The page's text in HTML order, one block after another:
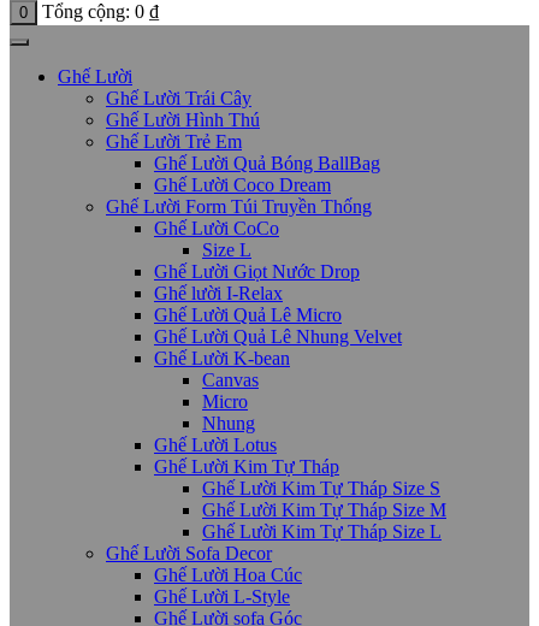
0 Tổng cộng: 0 ₫
Ghế Lười
Ghế Lười Trái Cây
Ghế Lười Hình Thú
Ghế Lười Trẻ Em
Ghế Lười Quả Bóng BallBag
Ghế Lười Coco Dream
Ghế Lười Form Túi Truyền Thống
Ghế Lười CoCo
Size L
Ghế Lười Giọt Nước Drop
Ghế lười I-Relax
Ghế Lười Quả Lê Micro
Ghế Lười Quả Lê Nhung Velvet
Ghế Lười K-bean
Canvas
Micro
Nhung
Ghế Lười Lotus
Ghế Lười Kim Tự Tháp
Ghế Lười Kim Tự Tháp Size S
Ghế Lười Kim Tự Tháp Size M
Ghế Lười Kim Tự Tháp Size L
Ghế Lười Sofa Decor
Ghế Lười Hoa Cúc
Ghế Lười L-Style
Ghế Lười sofa Góc